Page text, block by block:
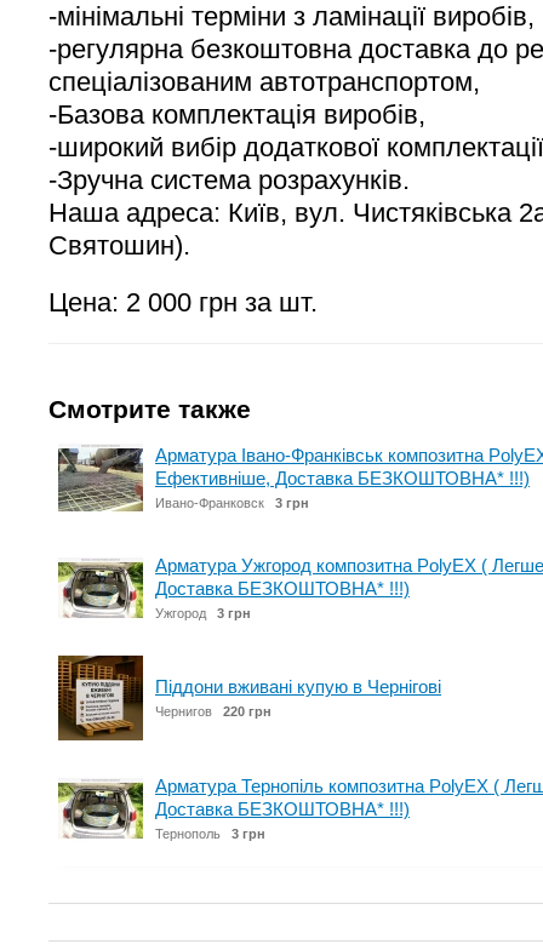
-мінімальні терміни з ламінації виробів,
-регулярна безкоштовна доставка до
спеціалізованим автотранспортом,
-Базова комплектація виробів,
-широкий вибір додаткової
-Зручна система розрахунків.
Наша адреса: Київ, вул. Чистяківська
Святошин).
Цена: 2 000 грн за шт.
Смотрите также
Арматура Івано-Франківськ композитна
Ефективніше, Доставка БЕЗКОШТОВНА* !!!)
Ивано-Франковск 3 грн
Арматура Ужгород композитна PolyEX (
Доставка БЕЗКОШТОВНА* !!!)
Ужгород 3 грн
Піддони вживані купую в Чернігові
Чернигов 220 грн
Арматура Тернопіль композитна PolyEX (
Доставка БЕЗКОШТОВНА* !!!)
Тернополь 3 грн